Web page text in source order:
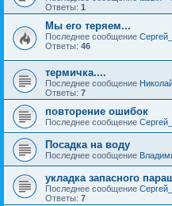
Ответы: 1
Мы его теряем...
Последнее сообщение
Ответы: 46
термичка....
Последнее сообщение
Ответы: 7
повторение ошибок
Последнее сообщение
Посадка на воду
Последнее сообщение
укладка запасного
Последнее сообщение
Ответы: 7